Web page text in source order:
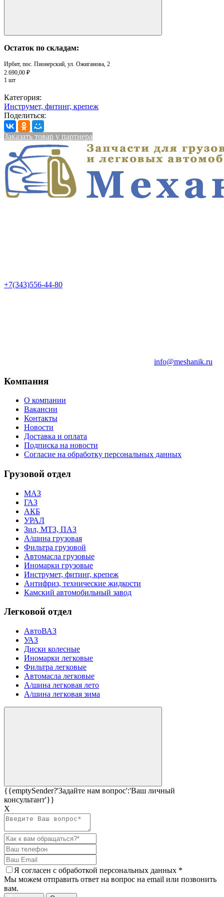
Остаток по складам:
Ирбит, пос. Пионерский, ул. Ожиганова, 2
2.690,00 ₽
1 шт
Категория:
Инструмет, фитинг, крепеж
Поделиться:
Заказать товар у партнера
+7(343)556-44-80
info@meshanik.ru
Компания
О компании
Вакансии
Контакты
Новости
Доставка и оплата
Подписка на новости
Согласие на обработку персональных данных
Грузовой отдел
МАЗ
ГАЗ
АКБ
УРАЛ
Зил, МТЗ, ПАЗ
А/шина грузовая
Фильтра грузовой
Автомасла грузовые
Иномарки грузовые
Инструмет, фитинг, крепеж
Антифриз, технические жидкости
Камский автомобильный завод
Легковой отдел
АвтоВАЗ
УАЗ
Диски колесные
Иномарки легковые
Фильтра легковые
Автомасла легковые
А/шина легковая лето
А/шина легковая зима
{{emptySender?'Задайте нам вопрос':'Ваш личный
консультант'}}
Х
Я согласен c обработкой персональных данных *
Мы можем отправить ответ на вопрос на email или позвонить
вам.